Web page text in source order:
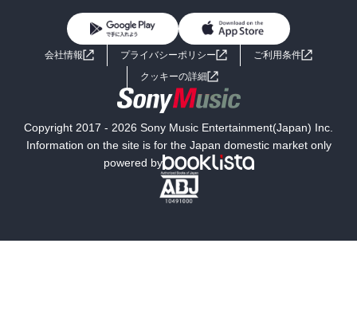
ライトノベル 男子向けラノベ
小説
海外小説
ミステリー SF
文学
よくあるご質問 お問い合わせ
会社情報 プライバシーポリシー
ご利用条件
クッキーの詳細
Copyright 2017 - 2026 Sony Music Entertainment(Japan) Inc.
Information on the site is for the Japan domestic market only
powered by